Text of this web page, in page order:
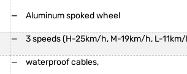
Aluminum spoked wheel
3 speeds (H-25km/h, M-19km/h, L-
waterproof cables,